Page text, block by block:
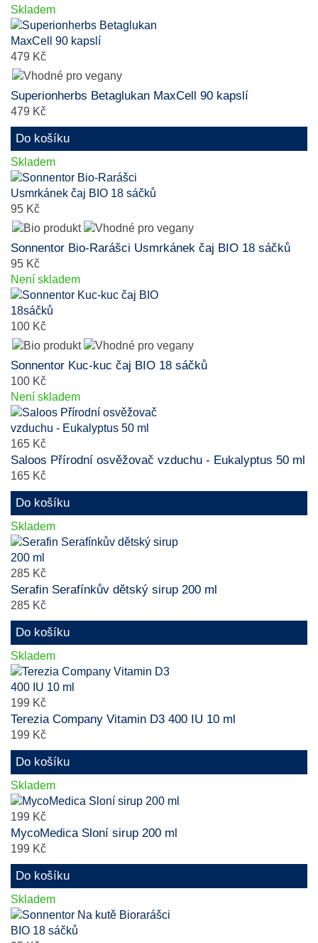
Skladem
479 Kč
Superionherbs Betaglukan MaxCell 90 kapslí
479 Kč
Do košíku
Skladem
95 Kč
Sonnentor Bio-Rarášci Usmrkánek čaj BIO 18 sáčků
95 Kč
Není skladem
100 Kč
Sonnentor Kuc-kuc čaj BIO 18 sáčků
100 Kč
Není skladem
165 Kč
Saloos Přírodní osvěžovač vzduchu - Eukalyptus 50 ml
165 Kč
Do košíku
Skladem
285 Kč
Serafin Serafínkův dětský sirup 200 ml
285 Kč
Do košíku
Skladem
199 Kč
Terezia Company Vitamin D3 400 IU 10 ml
199 Kč
Do košíku
Skladem
199 Kč
MycoMedica Sloní sirup 200 ml
199 Kč
Do košíku
Skladem